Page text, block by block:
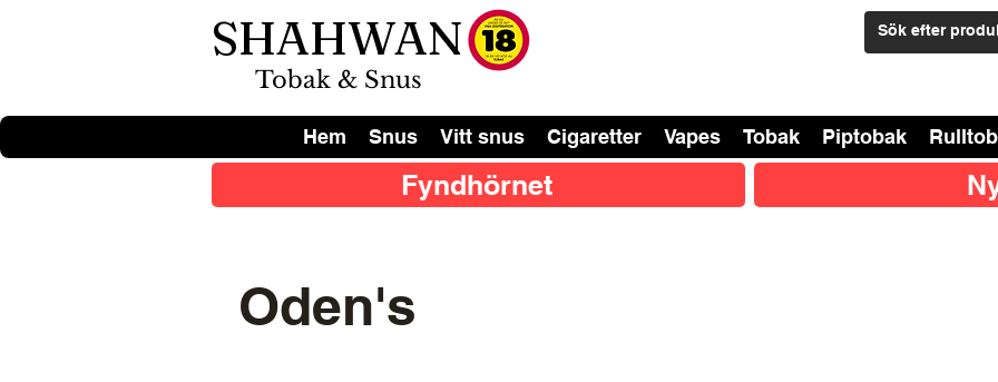
SHAHWAN
Tobak & Snus
Hem Snus Vitt snus Cigaretter Vapes Tobak Piptobak
Fyndhörnet
Oden's